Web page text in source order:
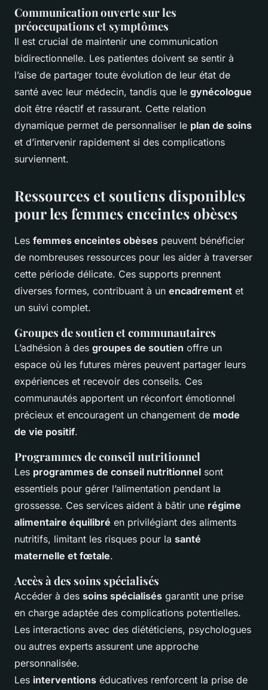
Communication ouverte sur les
préoccupations et symptômes
Il est crucial de maintenir une communication
bidirectionnelle. Les patientes doivent se sentir à
l’aise de partager toute évolution de leur état de
santé avec leur médecin, tandis que le gynécologue
doit être réactif et rassurant. Cette relation
dynamique permet de personnaliser le plan de soins
et d’intervenir rapidement si des complications
surviennent.
Ressources et soutiens disponibles
pour les femmes enceintes obèses
Les femmes enceintes obèses peuvent bénéficier
de nombreuses ressources pour les aider à traverser
cette période délicate. Ces supports prennent
diverses formes, contribuant à un encadrement et
un suivi complet.
Groupes de soutien et communautaires
L’adhésion à des groupes de soutien offre un
espace où les futures mères peuvent partager leurs
expériences et recevoir des conseils. Ces
communautés apportent un réconfort émotionnel
précieux et encouragent un changement de mode
de vie positif.
Programmes de conseil nutritionnel
Les programmes de conseil nutritionnel sont
essentiels pour gérer l’alimentation pendant la
grossesse. Ces services aident à bâtir une régime
alimentaire équilibré en privilégiant des aliments
nutritifs, limitant les risques pour la santé
maternelle et fœtale.
Accès à des soins spécialisés
Accéder à des soins spécialisés garantit une prise
en charge adaptée des complications potentielles.
Les interactions avec des diététiciens, psychologues
ou autres experts assurent une approche
personnalisée.
Les interventions éducatives renforcent la prise de